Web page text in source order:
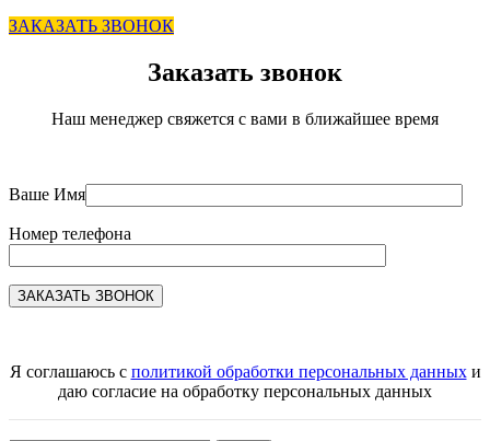
ЗАКАЗАТЬ ЗВОНОК
Заказать звонок
Наш менеджер свяжется с вами в ближайшее время
Ваше Имя
Номер телефона
Я соглашаюсь с политикой обработки персональных данныхи
даю согласие на обработку персональных данных